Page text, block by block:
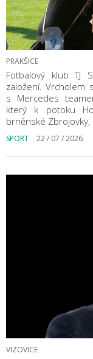
PRAKŠICE
Fotbalový klub TJ
založení. Vrcholem
s Mercedes
který k potoku
brněnské Zbrojovky,
SPORT 22 / 07 / 2026
VIZOVICE